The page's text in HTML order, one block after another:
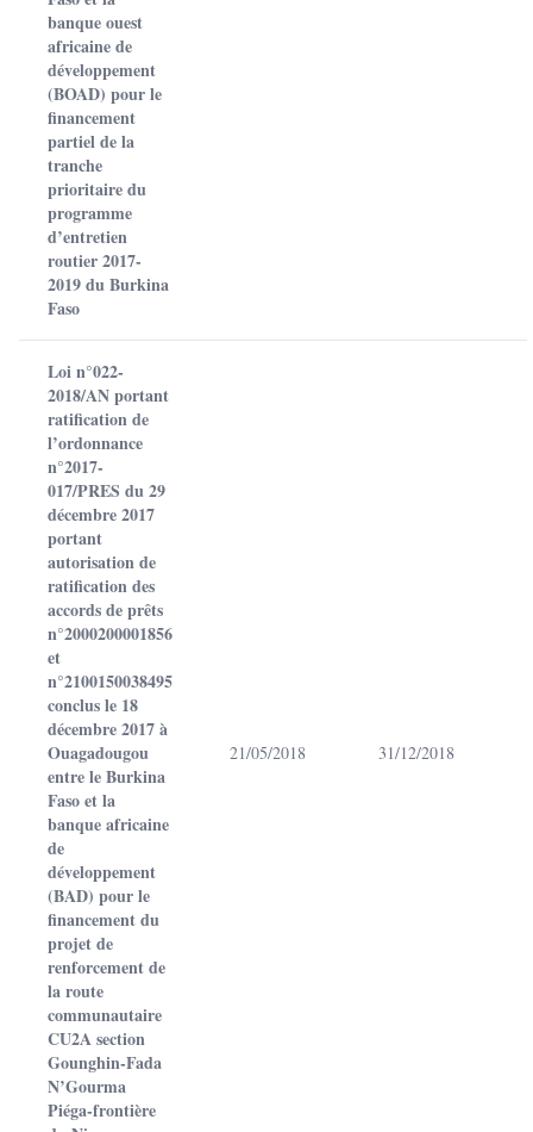
banque ouest
africaine de
développement
(BOAD) pour le
financement
partiel de la
tranche
prioritaire du
programme
d’entretien
routier 2017-
2019 du Burkina
Faso
Loi n°022-
2018/AN portant
ratification de
l’ordonnance
n°2017-
017/PRES du 29
décembre 2017
portant
autorisation de
ratification des
accords de prêts
n°2000200001856
et
n°2100150038495
conclus le 18
décembre 2017 à
Ouagadougou
entre le Burkina
Faso et la
banque africaine
de
développement
(BAD) pour le
financement du
projet de
renforcement de
la route
communautaire
CU2A section
Gounghin-Fada
N’Gourma
Piéga-frontière
21/05/2018 31/12/2018